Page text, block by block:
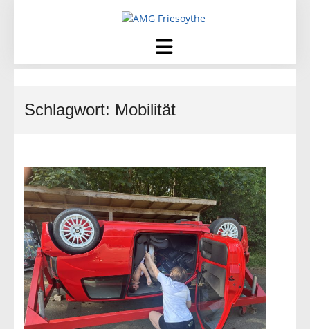
Schlagwort: Mobilität